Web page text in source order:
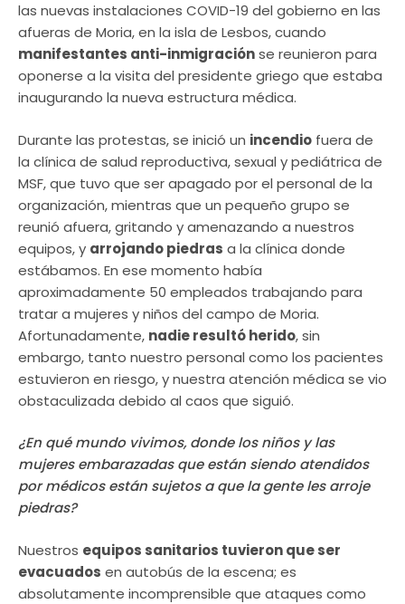
las nuevas instalaciones COVID-19 del gobierno en las
afueras de Moria, en la isla de Lesbos, cuando
manifestantes anti-inmigraciónse reunieron para
oponerse a la visita del presidente griego que estaba
inaugurando la nueva estructura médica.
Durante las protestas, se inició un incendio fuera de
la clínica de salud reproductiva, sexual y pediátrica de
MSF, que tuvo que ser apagado por el personal de la
organización, mientras que un pequeño grupo se
reunió afuera, gritando y amenazando a nuestros
equipos, y arrojando piedras a la clínica donde
estábamos. En ese momento había
aproximadamente 50 empleados trabajando para
tratar a mujeres y niños del campo de Moria.
Afortunadamente, nadie resultó herido, sin
embargo, tanto nuestro personal como los pacientes
estuvieron en riesgo, y nuestra atención médica se vio
obstaculizada debido al caos que siguió.
¿En qué mundo vivimos, donde los niños y las
mujeres embarazadas que están siendo atendidos
por médicos están sujetos a que la gente les arroje
piedras?
Nuestros equipos sanitarios tuvieron que ser
evacuados en autobús de la escena; es
absolutamente incomprensible que ataques como